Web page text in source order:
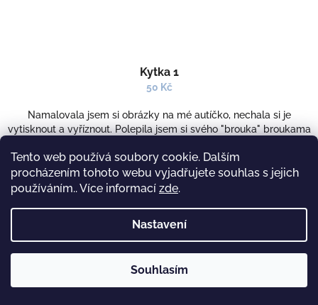
Tento web používá soubory cookie. Dalším
procházením tohoto webu vyjadřujete souhlas s jejich
používáním.. Více informací zde.
Nastavení
Souhlasím
Kytka 1
50 Kč
Namalovala jsem si obrázky na mé autíčko, nechala si je
vytisknout a vyříznout. Polepila jsem si svého "brouka" broukama
SKLADEM(>5 KS)
Do košíku
Detail